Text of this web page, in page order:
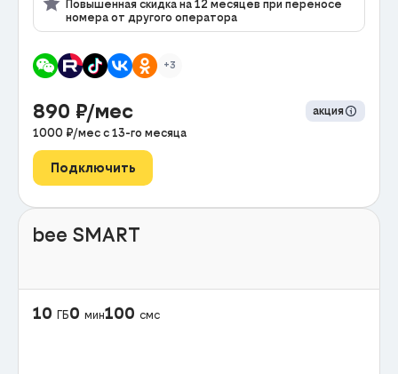
Повышенная скидка на 12 месяцев при переносе
номера от другого оператора
+3
890 ₽/мес
акция
1000 ₽/мес с 13-го месяца
Подключить
bee SMART
10 ГБ0 мин100 смс